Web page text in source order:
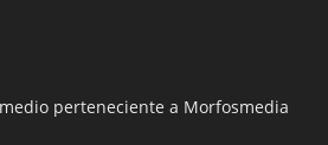
perteneciente a Morfosmedia